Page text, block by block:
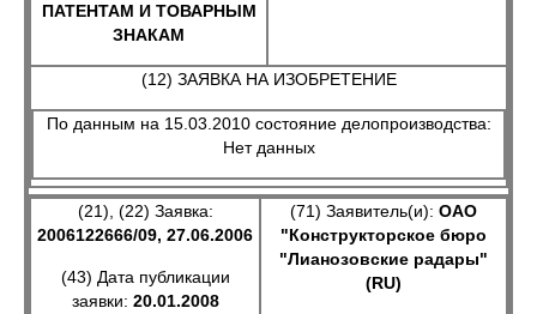
ПАТЕНТАМ И ТОВАРНЫМ
ЗНАКАМ
(12) ЗАЯВКА НА ИЗОБРЕТЕНИЕ
По данным на 15.03.2010 состояние делопроизводства:
Нет данных
(21), (22) Заявка:
2006122666/09, 27.06.2006
(43) Дата публикации
заявки: 20.01.2008
(71) Заявитель(и): ОАО
"Конструкторское бюро
"Лианозовские радары"
(RU)